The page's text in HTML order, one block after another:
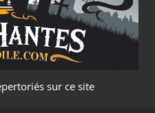
LIEUXsur ce site